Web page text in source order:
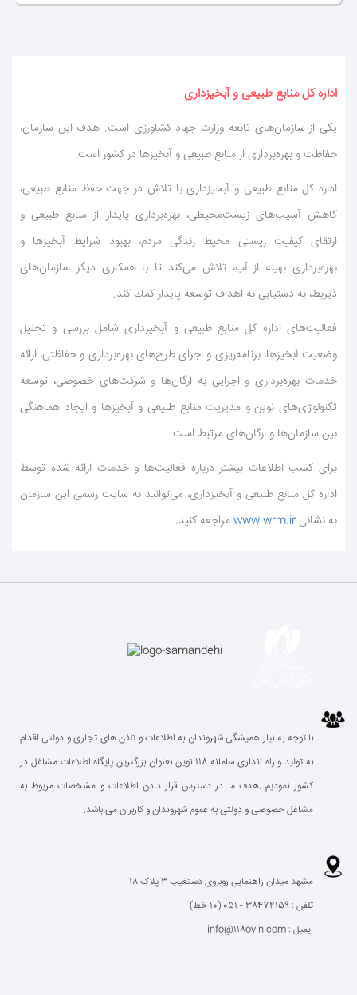
اداره كل منابع طبیعی و آبخیزداری
یكی از سازمان‌های تابعه وزارت جهاد كشاورزی است. هدف این سازمان،
حفاظت و بهره‌برداری از منابع طبیعی و آبخیزها در كشور است.
اداره كل منابع طبیعی و آبخیزداری با تلاش در جهت حفظ منابع طبیعی،
كاهش آسیب‌های زیست‌محیطی، بهره‌برداری پایدار از منابع طبیعی و
ارتقای كیفیت زیستی محیط زندگی مردم، بهبود شرایط آبخیز‌ها و
بهره‌برداری بهینه از آب، تلاش می‌كند تا با همكاری دیگر سازمان‌های
ذیربط، به دستیابی به اهداف توسعه پایدار كمك كند.
فعالیت‌های اداره كل منابع طبیعی و آبخیزداری شامل بررسی و تحلیل
وضعیت آبخیزها، برنامه‌ریزی و اجرای طرح‌های بهره‌برداری و حفاظتی، ارائه
خدمات بهره‌برداری و اجرایی به ارگان‌ها و شركت‌های خصوصی، توسعه
تكنولوژی‌های نوین و مدیریت منابع طبیعی و آبخیزها و ایجاد هماهنگی
بین سازمان‌ها و ارگان‌های مرتبط است.
برای كسب اطلاعات بیشتر درباره فعالیت‌ها و خدمات ارائه شده توسط
اداره كل منابع طبیعی و آبخیزداری، می‌توانید به سایت رسمی این سازمان
به نشانیwww.wrm.irمراجعه كنید.
با توجه به نیاز همیشگی شهروندان به اطلاعات و تلفن های تجاری و دولتی اقدام
به تولید و راه اندازی سامانه 118 نوین بعنوان بزرگترین پایگاه اطلاعات مشاغل در
کشور نمودیم .هدف ما در دسترس قرار دادن اطلاعات و مشخصات مریوط به
مشاغل خصوصی و دولتی به عموم شهروندان و کاربران می باشد.
مشهد میدان راهنمایی روبروی دستغیب 3 پلاک 18
تلفن : 38472159 - 051 (10 خط)
ایمیل : info@118ovin.com